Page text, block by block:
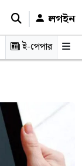
লগইন
অর্থনীতি
ই-পেপার